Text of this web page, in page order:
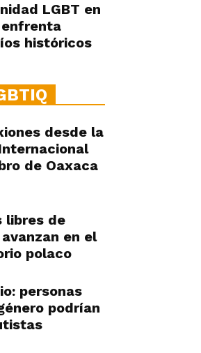
LGBT en
enfrenta
históricos
desde la
de Oaxaca
libres de
avanzan en el
polaco
personas
podrían